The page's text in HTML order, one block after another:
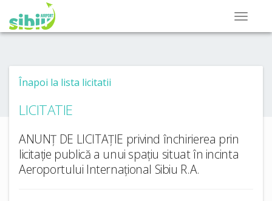
Înapoi la lista licitatii
LICITATIE
ANUNȚ DE LICITAȚIE privind închirierea prin
licitație publică a unui spațiu situat în incinta
Aeroportului Internațional Sibiu R.A.